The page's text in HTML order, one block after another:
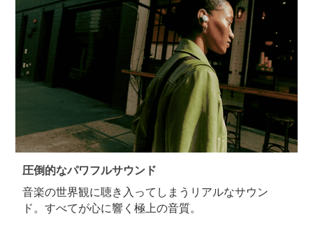
圧倒的なパワフルサウンド
音楽の世界観に聴き入ってしまうリアルなサウン
ド。すべてが心に響く極上の音質。